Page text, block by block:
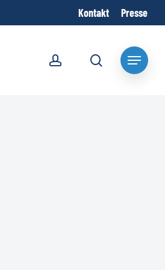
Kontakt Presse
Menu
search